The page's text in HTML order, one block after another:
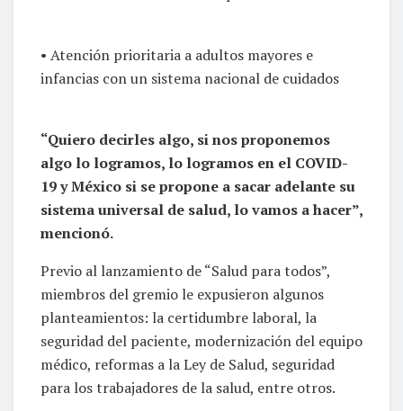
• Atención prioritaria a adultos mayores e
infancias con un sistema nacional de cuidados
“Quiero decirles algo, si nos proponemos
algo lo logramos, lo logramos en el COVID-
19 y México si se propone a sacar adelante su
sistema universal de salud, lo vamos a hacer”,
mencionó.
Previo al lanzamiento de “Salud para todos”,
miembros del gremio le expusieron algunos
planteamientos: la certidumbre laboral, la
seguridad del paciente, modernización del equipo
médico, reformas a la Ley de Salud, seguridad
para los trabajadores de la salud, entre otros.